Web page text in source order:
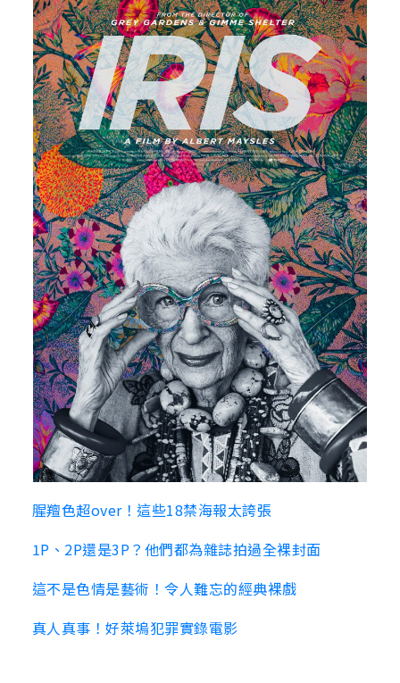
腥羶色超over！這些18禁海報太誇張
1P、2P還是3P？他們都為雜誌拍過全裸封面
這不是色情是藝術！令人難忘的經典裸戲
真人真事！好萊塢犯罪實錄電影